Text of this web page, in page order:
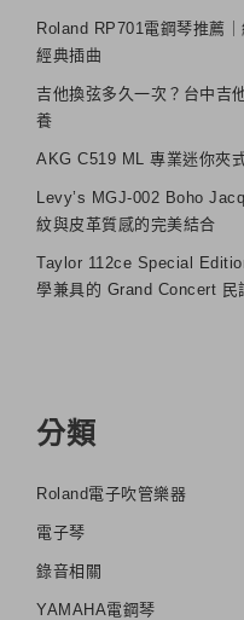
Roland RP701電鋼琴推薦
經典插曲
吉他換弦多久一次？台中吉
養
AKG C519 ML 專業迷你夾
Levy’s MGJ-002 Boho
紋與皮革質感的完美結合
Taylor 112ce Special
學兼具的 Grand Concert 民
分類
Roland電子吹管樂器
電子琴
錄音相關
YAMAHA電鋼琴